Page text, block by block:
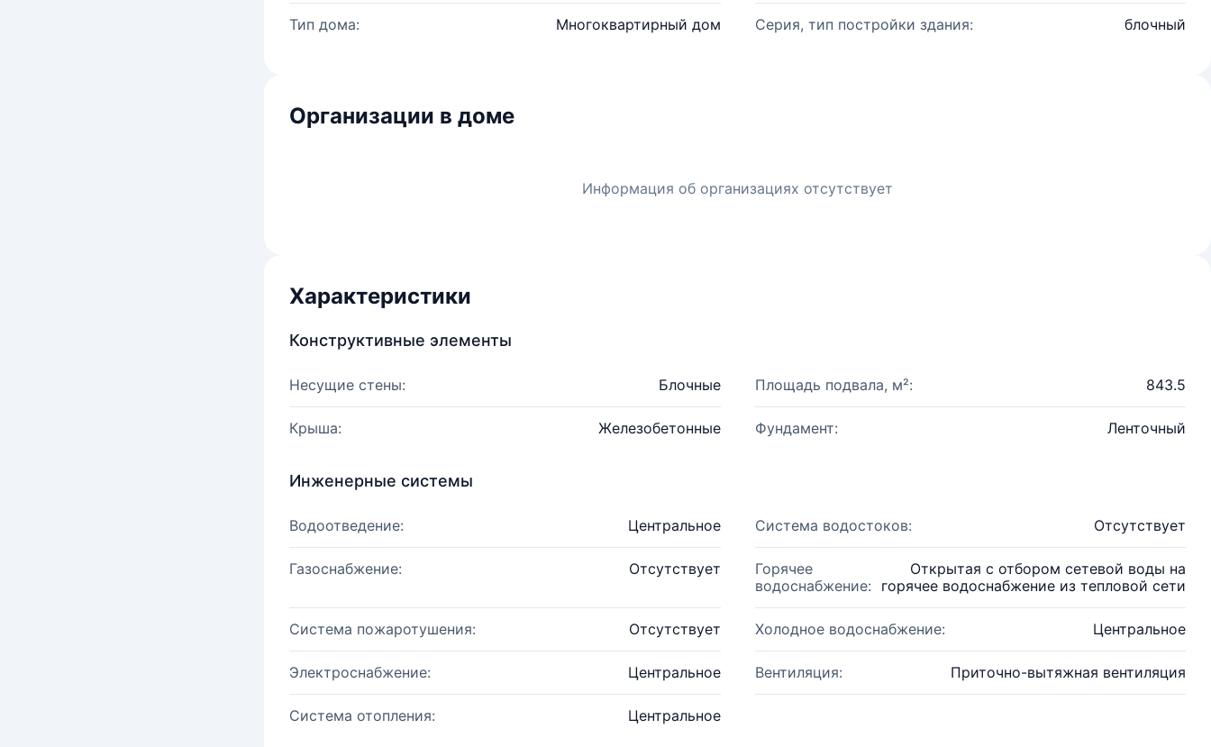
Тип дома: Многоквартирный дом Серия, тип постройки здания: блочный
Организации в доме
Информация об организациях отсутствует
Характеристики
Конструктивные элементы
Несущие стены: Блочные Площадь подвала, м²: 843.5
Крыша: Железобетонные Фундамент: Ленточный
Инженерные системы
Водоотведение: Центральное Система водостоков: Отсутствует
Газоснабжение: Отсутствует
Горячее
водоснабжение:
Открытая с отбором сетевой воды на
горячее водоснабжение из тепловой сети
Система пожаротушения: Отсутствует Холодное водоснабжение: Центральное
Электроснабжение: Центральное Вентиляция: Приточно-вытяжная вентиляция
Система отопления: Центральное